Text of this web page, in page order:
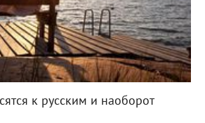
к русским и наоборот